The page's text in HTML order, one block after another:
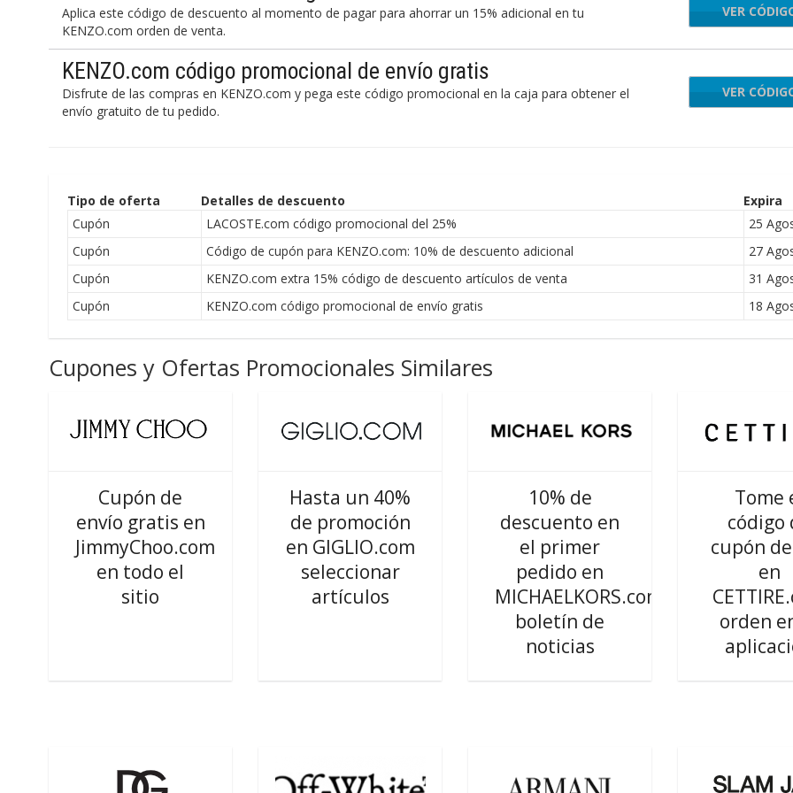
Aplica este código de descuento al momento de pagar para ahorrar un 15% adicional en tu
KENZO.com orden de venta.
VER
KENZO.com código promocional de envío gratis
Disfrute de las compras en KENZO.com y pega este código promocional en la caja para obtener el
envío gratuito de tu pedido.
VER
Tipo de oferta Detalles de descuento
Expira
Cupón
LACOSTE.com código promocional del 25%
25
Cupón
Código de cupón para KENZO.com: 10% de descuento adicional
27
Cupón
KENZO.com extra 15% código de descuento artículos de venta
31
Cupón
KENZO.com código promocional de envío gratis 18
Cupones y Ofertas Promocionales Similares
Cupón de
envío gratis en
JimmyChoo.com
en todo el
sitio
Hasta un 40%
de promoción
en GIGLIO.com
seleccionar
artículos
10% de
descuento en
el primer
pedido en
MICHAELKORS.com
boletín de
noticias
Tome
código
cupón
en
orden